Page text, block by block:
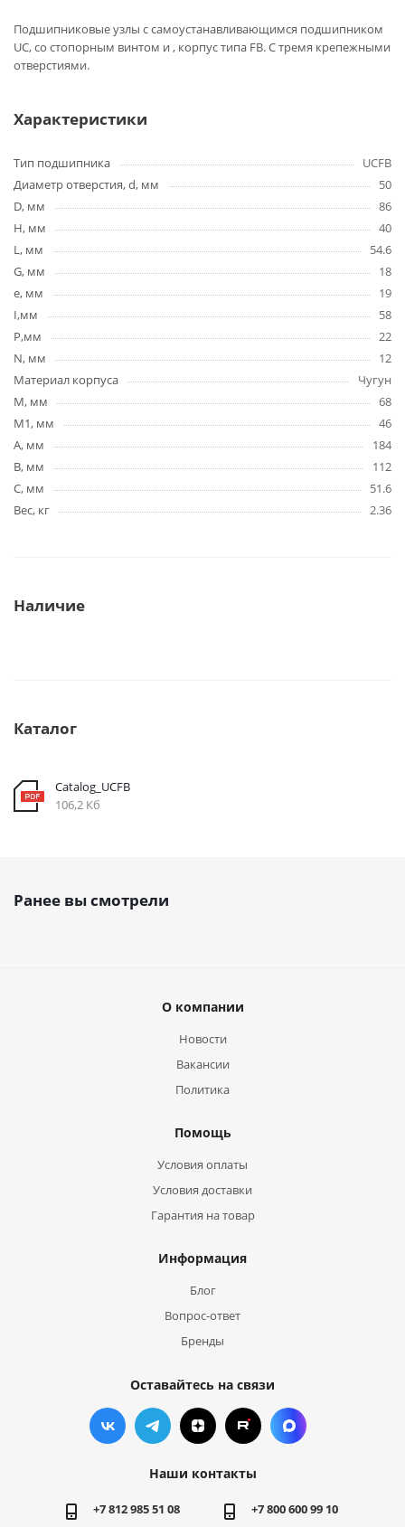
Подшипниковые узлы с самоустанавливающимся подшипником
UC, со стопорным винтом и , корпус типа FB. С тремя крепежными
отверстиями.
Характеристики
Тип подшипника
UCFB
Диаметр отверстия, d, мм
50
D, мм
86
H, мм
40
L, мм
54.6
G, мм
18
e, мм
19
I,мм
58
P,мм
22
N, мм
12
Материал корпуса
Чугун
M, мм
68
M1, мм
46
A, мм
184
B, мм
112
C, мм
51.6
Вес, кг
2.36
Наличие
Каталог
Catalog_UCFB
106,2 Кб
Ранее вы смотрели
О компании
Новости
Вакансии
Политика
Помощь
Условия оплаты
Условия доставки
Гарантия на товар
Информация
Блог
Вопрос-ответ
Бренды
Оставайтесь на связи
Наши контакты
+7 812 985 51 08 +7 800 600 99 10